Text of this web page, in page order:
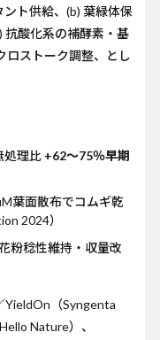
ト供給、(b) 葉緑体保
抗酸化系の補酵素・基
ロストーク調整、とし
処理比 +62〜75％早期
葉面散布でコムギ乾
2024）
粉稔性維持・収量改
YieldOn（Syngenta
Nature）、